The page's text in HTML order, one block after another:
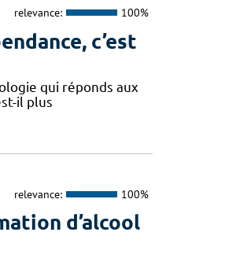
relevance: 100%
c’est
qui réponds aux
il plus
relevance: 100%
d’alcool